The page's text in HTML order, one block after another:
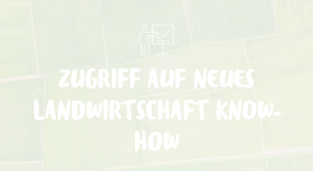
ZUGRIFF AUF NEUES
LANDWIRTSCHAFT KNOW-
HOW